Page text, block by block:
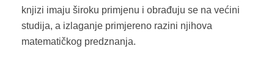
knjizi imaju široku primjenu i obrađuju se na većini
studija, a izlaganje primjereno razini njihova
matematičkog predznanja.